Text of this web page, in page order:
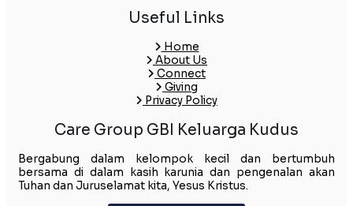
Useful Links
Home
About Us
Connect
Giving
Privacy Policy
Care Group GBI Keluarga Kudus
Bergabung dalam kelompok kecil dan bertumbuh
bersama di dalam kasih karunia dan pengenalan akan
Tuhan dan Juruselamat kita, Yesus Kristus.